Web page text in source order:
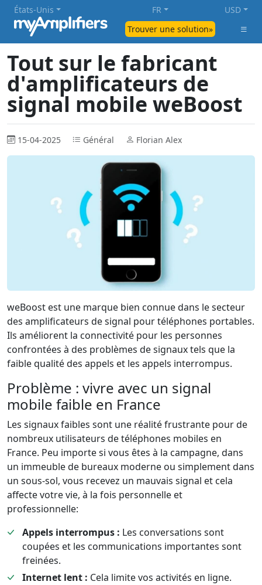
Trouver une solution»
États-Unis FR USD
Tout sur le fabricant
d'amplificateurs de
signal mobile weBoost
15-04-2025 Général Florian Alex
weBoost est une marque bien connue dans le secteur
des amplificateurs de signal pour téléphones portables.
Ils améliorent la connectivité pour les personnes
confrontées à des problèmes de signaux tels que la
faible qualité des appels et les appels interrompus.
Problème : vivre avec un signal
mobile faible en France
Les signaux faibles sont une réalité frustrante pour de
nombreux utilisateurs de téléphones mobiles en
France. Peu importe si vous êtes à la campagne, dans
un immeuble de bureaux moderne ou simplement dans
un sous-sol, vous recevez un mauvais signal et cela
affecte votre vie, à la fois personnelle et
professionnelle:
Appels interrompus : Les conversations sont
coupées et les communications importantes sont
freinées.
Internet lent : Cela limite vos activités en ligne.